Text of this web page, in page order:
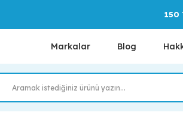
150
Markalar Blog